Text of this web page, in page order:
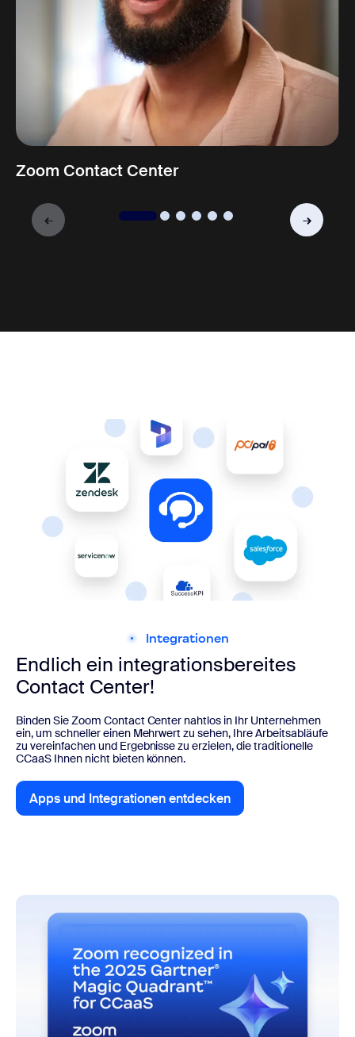
Zoom Contact Center
Integrationen
Endlich ein integrationsbereites
Contact Center!
Binden Sie Zoom Contact Center nahtlos in Ihr Unternehmen
ein, um schneller einen Mehrwert zu sehen, Ihre Arbeitsabläufe
zu vereinfachen und Ergebnisse zu erzielen, die traditionelle
CCaaS Ihnen nicht bieten können.
Apps und Integrationen entdecken
Apps und Integrationen entdecken